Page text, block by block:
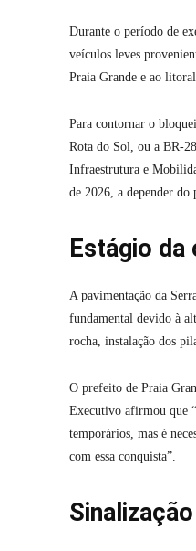
Durante o período de
veículos leves
Praia Grande e ao
Para contornar o
Rota do Sol, ou a BR-
Infraestrutura e
de 2026, a depender do
Estágio da
A pavimentação da
fundamental devido à
rocha, instalação dos
O prefeito de Praia
Executivo afirmou que
temporários, mas é
com essa conquista”.